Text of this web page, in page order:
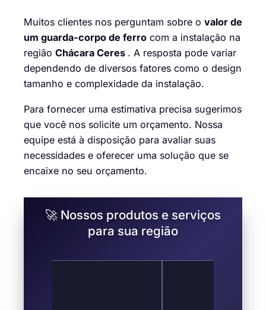
Muitos clientes nos perguntam sobre o valor de
um guarda-corpo de ferro com a instalação na
região Chácara Ceres . A resposta pode variar
dependendo de diversos fatores como o design
tamanho e complexidade da instalação.
Para fornecer uma estimativa precisa sugerimos
que você nos solicite um orçamento. Nossa
equipe está à disposição para avaliar suas
necessidades e oferecer uma solução que se
encaixe no seu orçamento.
🚀 Nossos produtos e serviços
para sua região